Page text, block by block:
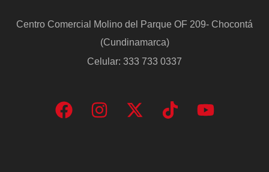
Centro Comercial Molino del Parque OF 209- Chocontá
(Cundinamarca)
Celular: 333 733 0337